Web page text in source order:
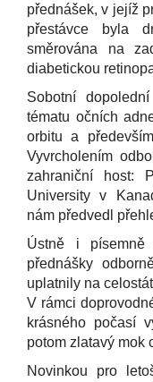
přednášek, v jejíž
přestávce byla
směrována na
diabetickou
Sobotní
tématu očních
orbitu a
Vyvrcholením
zahraniční host:
University v
nám předvedl
Ústně i
přednášky
uplatnily na
V rámci
krásného počasí
potom zlatavý mok
Novinkou pro